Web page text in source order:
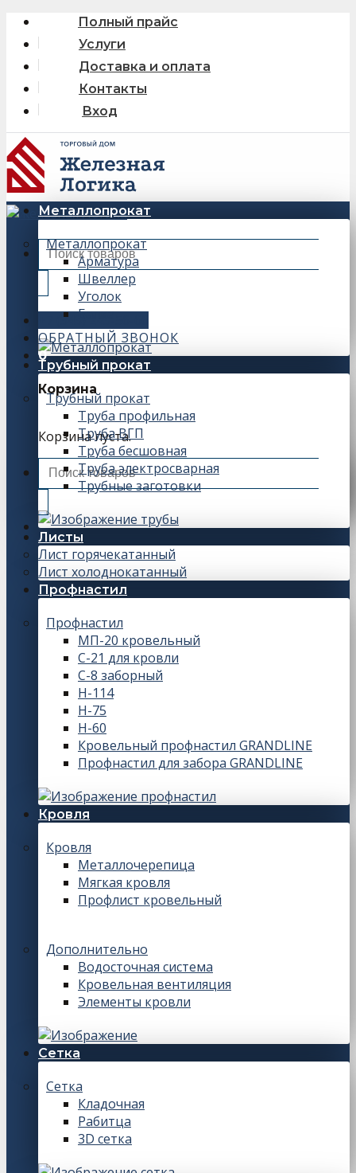
Skip
content
Полный прайс
Услуги
Доставка и оплата
Контакты
Вход
Искать:
+7 (343) 243-56-66
ОБРАТНЫЙ ЗВОНОК
0
Корзина
Корзина пуста.
Искать:
Металлопрокат
Металлопрокат
Арматура
Швеллер
Уголок
Балка
Трубный прокат
Трубный прокат
Труба профильная
Труба ВГП
Труба бесшовная
Труба электросварная
Трубные заготовки
Листы
Лист горячекатанный
Лист холоднокатанный
Профнастил
Профнастил
МП-20 кровельный
С-21 для кровли
С-8 заборный
Н-114
Н-75
Н-60
Кровельный профнастил GRANDLINE
Профнастил для забора GRANDLINE
Кровля
Кровля
Металлочерепица
Мягкая кровля
Профлист кровельный
Дополнительно
Водосточная система
Кровельная вентиляция
Элементы кровли
Сетка
Сетка
Кладочная
Рабитца
3D сетка